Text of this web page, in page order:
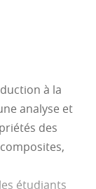
à la
analyse et
des
étudiants